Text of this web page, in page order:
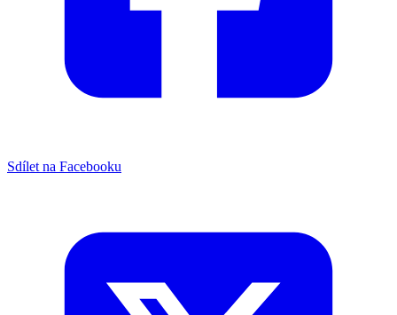
Sdílet na Facebooku